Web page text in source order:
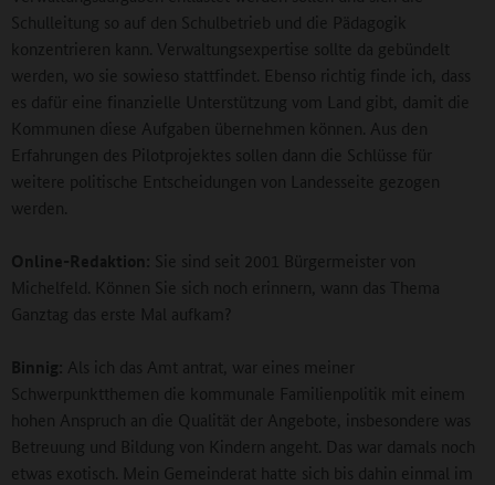
Schulleitung so auf den Schulbetrieb und die Pädagogik
konzentrieren kann. Verwaltungsexpertise sollte da gebündelt
werden, wo sie sowieso stattfindet. Ebenso richtig finde ich, dass
es dafür eine finanzielle Unterstützung vom Land gibt, damit die
Kommunen diese Aufgaben übernehmen können. Aus den
Erfahrungen des Pilotprojektes sollen dann die Schlüsse für
weitere politische Entscheidungen von Landesseite gezogen
werden.
Online-Redaktion:
Sie sind seit 2001 Bürgermeister von
Michelfeld. Können Sie sich noch erinnern, wann das Thema
Ganztag das erste Mal aufkam?
Binnig: Als ich das Amt antrat, war eines meiner
Schwerpunktthemen die kommunale Familienpolitik mit einem
hohen Anspruch an die Qualität der Angebote, insbesondere was
Betreuung und Bildung von Kindern angeht. Das war damals noch
etwas exotisch. Mein Gemeinderat hatte sich bis dahin einmal im